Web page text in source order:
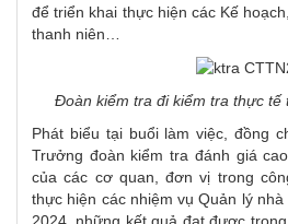
để triển khai thực hiện các Kế
thanh niên…
Đoàn kiểm tra đi kiểm tra thực tế
Phát biểu tại buổi làm việc, đồng
Trưởng đoàn kiểm tra đánh giá
của các cơ quan, đơn vị trong
thực hiện các nhiệm vụ Quản lý